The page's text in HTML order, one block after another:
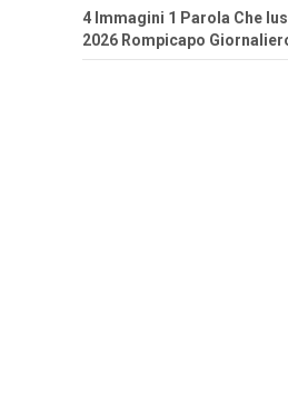
4 Immagini 1 Parola Che
2026 Rompicapo